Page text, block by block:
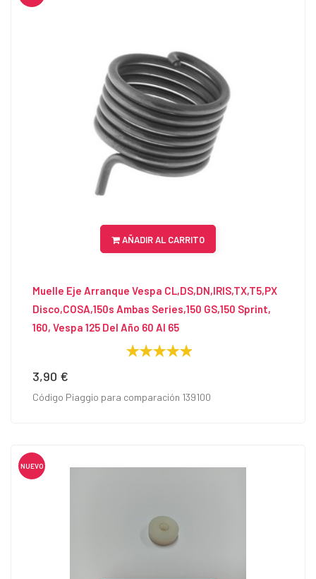
AÑADIR AL CARRITO
Muelle Eje Arranque Vespa CL,DS,DN,IRIS,TX,T5,PX
Disco,COSA,150s Ambas Series,150 GS,150 Sprint,
160, Vespa 125 Del Año 60 Al 65
Precio
3,90 €
Código Piaggio para comparación 139100
NUEVO